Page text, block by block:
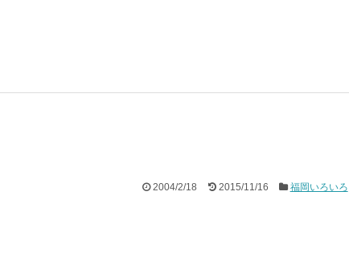
2004/2/18 2015/11/16 福岡いろいろ